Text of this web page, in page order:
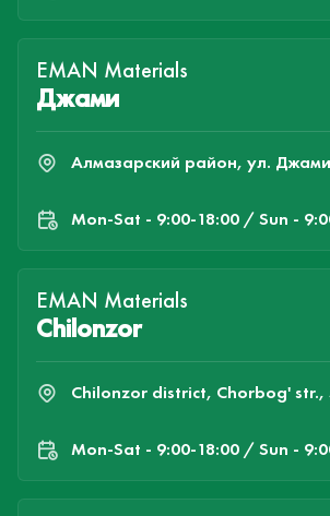
EMAN Materials
Джами
Алмазарский район, ул.
Mon-Sat - 9:00-18:00 / Sun -
EMAN Materials
Chilonzor
Chilonzor district, Chorbog' str.,
Mon-Sat - 9:00-18:00 / Sun -